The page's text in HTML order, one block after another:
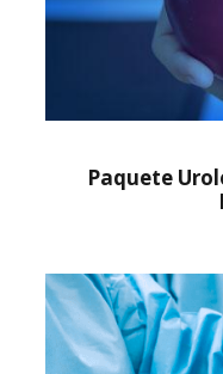
Paquete